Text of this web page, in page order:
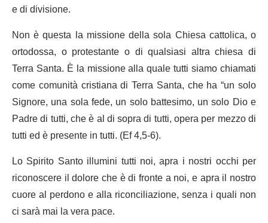
e di divisione.
Non è questa la missione della sola Chiesa cattolica, o
ortodossa, o protestante o di qualsiasi altra chiesa di
Terra Santa. È la missione alla quale tutti siamo chiamati
come comunità cristiana di Terra Santa, che ha “un solo
Signore, una sola fede, un solo battesimo, un solo Dio e
Padre di tutti, che è al di sopra di tutti, opera per mezzo di
tutti ed è presente in tutti. (Ef 4,5-6).
Lo Spirito Santo illumini tutti noi, apra i nostri occhi per
riconoscere il dolore che è di fronte a noi, e apra il nostro
cuore al perdono e alla riconciliazione, senza i quali non
ci sarà mai la vera pace.